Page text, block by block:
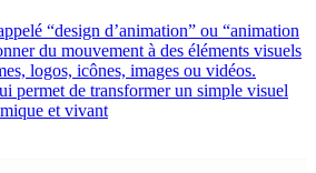
“design d’animation” ou “animation
du mouvement à des éléments visuels
logos, icônes, images ou vidéos.
permet de transformer un simple visuel
et vivant